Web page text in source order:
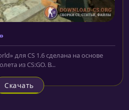
для CS 1.6 сделана на основе
из CS:GO. В...
Скачать